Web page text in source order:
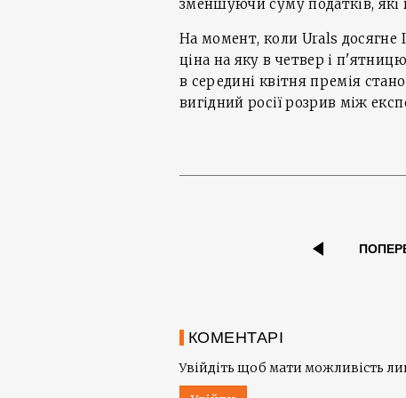
зменшуючи суму податків,
На момент, коли Urals досягне
ціна на яку в четвер і
в середині квітня премія
вигідний росії розрив між
КОМЕНТАРІ
Увійдіть щоб мати можливість